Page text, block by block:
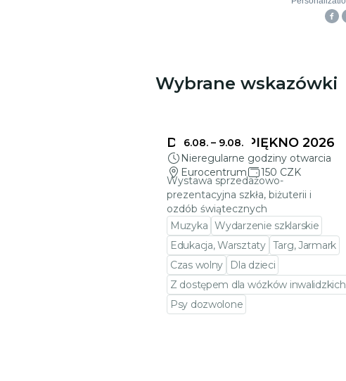
Wybrane wskazówki
6.08. – 9.08.
DELIKATNE PIĘKNO 2026
Nieregularne godziny otwarcia
Eurocentrum
150 CZK
Wystawa sprzedażowo-
prezentacyjna szkła, biżuterii i
ozdób świątecznych
Muzyka Wydarzenie szklarskie
Edukacja, Warsztaty Targ, Jarmark
Czas wolny
Dla dzieci
Z dostępem dla wózków inwalidzkich
Psy dozwolone